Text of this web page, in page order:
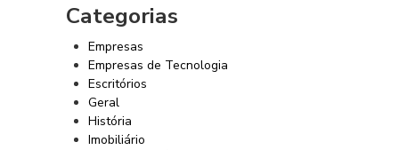
Categorias
Empresas
Empresas de Tecnologia
Escritórios
Geral
História
Imobiliário